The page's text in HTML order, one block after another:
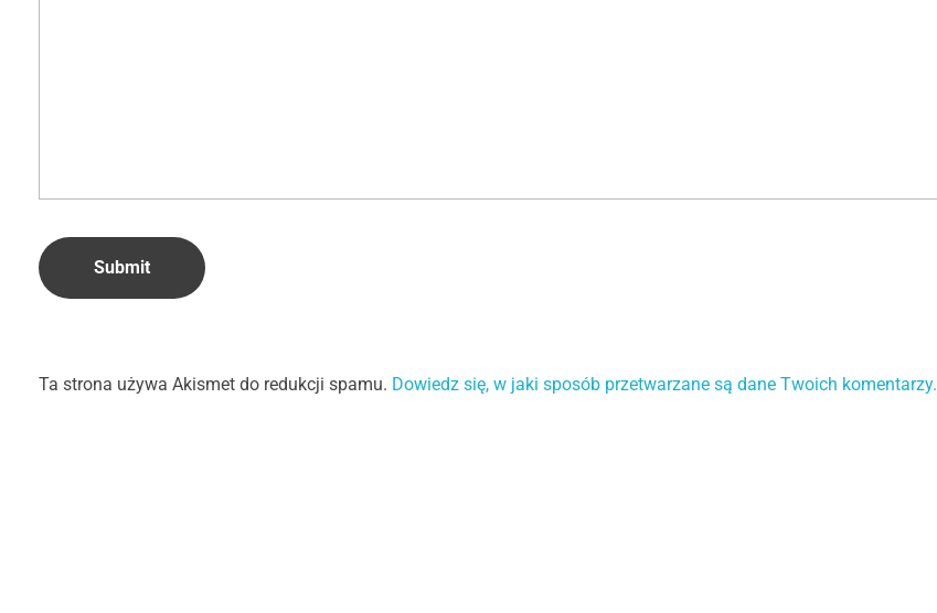
Ta strona używa Akismet do redukcji spamu. Dowiedz się, w jaki sposób przetwarzane są dane Twoich komentarzy.